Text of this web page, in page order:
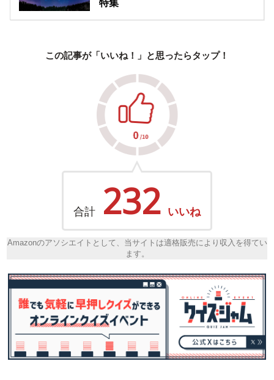
特集
この記事が「いいね！」と思ったらタップ！
合計 232 いいね
Amazonのアソシエイトとして、当サイトは適格販売により収入を得てい
ます。